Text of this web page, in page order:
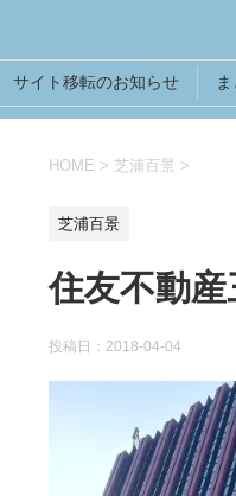
サイト移転のお知らせ
HOME > 芝浦百景 >
芝浦百景
住友不動
投稿日： 2018-04-04